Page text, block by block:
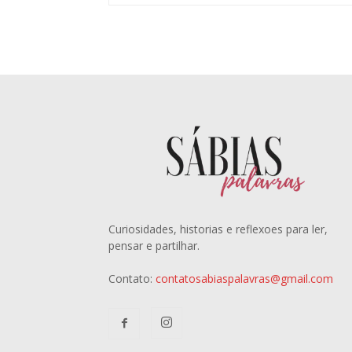
Curiosidades, historias e reflexoes para ler,
pensar e partilhar.
Contato: contatosabiaspalavras@gmail.com